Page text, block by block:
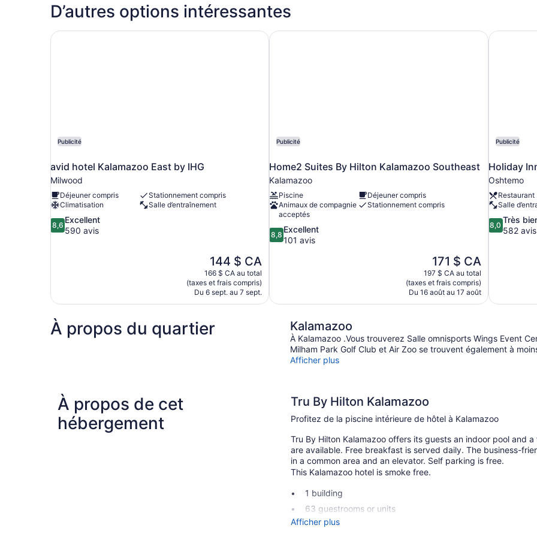
Hearing
D’autres options intéressantes
Publicité
avid hotel Kalamazoo East by IHG
Milwood
Déjeuner compris
Stationnement compris
Climatisation
Salle d’entraînement
8.6
sur
8,6
Excellent
590 avis
Le
prix
est
de
144 $ CA
144 $ CA
166 $ CA au total
(taxes et frais compris)
Du 6 sept. au 7 sept.
avid hotel Kalamazoo East by IHG
Publicité
Home2 Suites By Hilton Kalamazoo Southeast
Kalamazoo
Piscine
Déjeuner compris
Animaux de compagnie
acceptés
Stationnement compris
8.8
sur
8,8
Excellent
101 avis
Le
prix
est
de
171 $ CA
171 $ CA
197 $ CA au total
(taxes et frais compris)
Du 16 août au 17 août
Home2 Suites By Hilton Kalamazoo Southeast
Publicité
Holiday
Oshtemo
Restaurant
Salle
8.0
sur
8,0
Très
582 avis
Holiday
À propos du quartier Kalamazoo
À Kalamazoo .Vous trouverez Salle omnisports Wings Event
Milham Park Golf Club et Air Zoo se trouvent également à
Afficher plus
À propos de cet
hébergement
Tru By Hilton Kalamazoo
Profitez de la piscine intérieure de hôtel à Kalamazoo
Tru By Hilton Kalamazoo offers its guests an indoor pool and
are available. Free breakfast is served daily. The business-
in a common area and an elevator. Self parking is free.
This Kalamazoo hotel is smoke free.
1 building
63 guestrooms or units
4 levels
Afficher plus